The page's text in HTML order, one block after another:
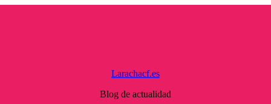
Larachacf.es
Blog de actualidad